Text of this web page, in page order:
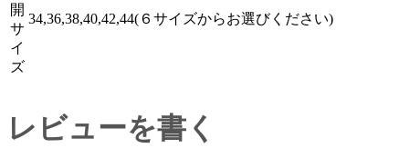
開
サ
イ
ズ
34,36,38,40,42,44(６サイズからお選びください)
レビューを書く